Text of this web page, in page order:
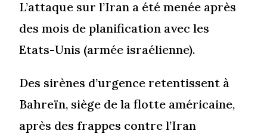
L’attaque sur l’Iran a été menée après
des mois de planification avec les
Etats-Unis (armée israélienne).
Des sirènes d’urgence retentissent à
Bahreïn, siège de la flotte américaine,
après des frappes contre l’Iran